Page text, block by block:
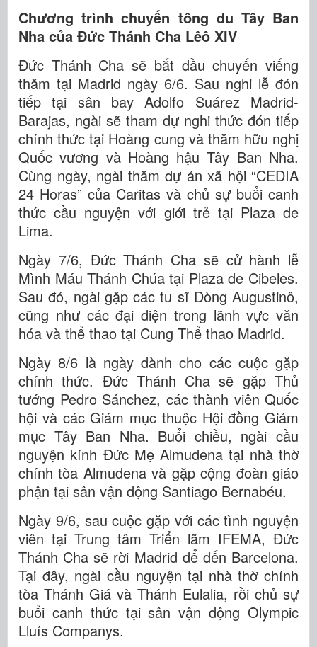
Chương trình chuyến tông du Tây Ban
Nha của Đức Thánh Cha Lêô XIV
Đức Thánh Cha sẽ bắt đầu chuyến viếng
thăm tại Madrid ngày 6/6. Sau nghi lễ đón
tiếp tại sân bay Adolfo Suárez Madrid-
Barajas, ngài sẽ tham dự nghi thức đón tiếp
chính thức tại Hoàng cung và thăm hữu nghị
Quốc vương và Hoàng hậu Tây Ban Nha.
Cùng ngày, ngài thăm dự án xã hội “CEDIA
24 Horas” của Caritas và chủ sự buổi canh
thức cầu nguyện với giới trẻ tại Plaza de
Lima.
Ngày 7/6, Đức Thánh Cha sẽ cử hành lễ
Mình Máu Thánh Chúa tại Plaza de Cibeles.
Sau đó, ngài gặp các tu sĩ Dòng Augustinô,
cũng như các đại diện trong lãnh vực văn
hóa và thể thao tại Cung Thể thao Madrid.
Ngày 8/6 là ngày dành cho các cuộc gặp
chính thức. Đức Thánh Cha sẽ gặp Thủ
tướng Pedro Sánchez, các thành viên Quốc
hội và các Giám mục thuộc Hội đồng Giám
mục Tây Ban Nha. Buổi chiều, ngài cầu
nguyện kính Đức Mẹ Almudena tại nhà thờ
chính tòa Almudena và gặp cộng đoàn giáo
phận tại sân vận động Santiago Bernabéu.
Ngày 9/6, sau cuộc gặp với các tình nguyện
viên tại Trung tâm Triển lãm IFEMA, Đức
Thánh Cha sẽ rời Madrid để đến Barcelona.
Tại đây, ngài cầu nguyện tại nhà thờ chính
tòa Thánh Giá và Thánh Eulalia, rồi chủ sự
buổi canh thức tại sân vận động Olympic
Lluís Companys.